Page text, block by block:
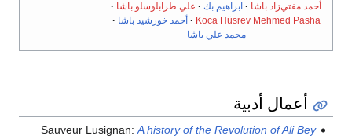
أحمد مفتي‌زاد باشا
ابراهيم بك
علي طرابلوسلو باشا
Koca Hüsrev Mehmed Pasha
أحمد خورشيد باشا
محمد علي باشا
أعمال أدبية
Sauveur Lusignan:A history of the Revolution of Ali Bey